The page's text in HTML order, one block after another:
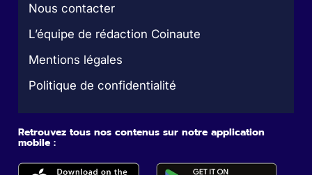
Nous contacter
L’équipe de rédaction Coinaute
Mentions légales
Politique de confidentialité
Retrouvez tous nos contenus sur notre application
mobile :